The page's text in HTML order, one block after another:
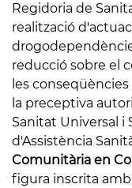
Regidoria de
realització
reducció sobre el
les
la preceptiva
Sanitat Universal i
d'Assistència
Comunitària en
figura inscrita amb